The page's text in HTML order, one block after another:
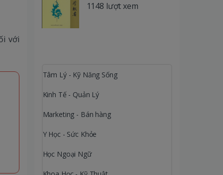
với
1148 lượt xem
Tâm Lý - Kỹ Năng Sống
Kinh Tế - Quản Lý
Marketing - Bán hàng
Y Học - Sức Khỏe
Học Ngoại Ngữ